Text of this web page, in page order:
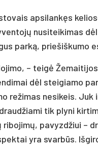
apsilankęs
nusiteikimas
parką, priešiškumo
– teigė
dėl steigiamo
režimas nesikeis.
tik plyni
pavyzdžiui –
yra svarbūs.